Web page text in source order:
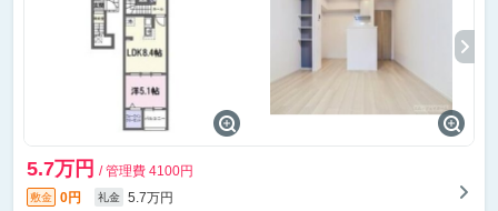
5.7万円 / 管理費 4100円
敷金 0円 礼金
5.7万円